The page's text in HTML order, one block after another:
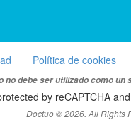
Política de cookies
no debe ser utilizado como
by reCAPTCHA
Doctuo © 2026. All Rights